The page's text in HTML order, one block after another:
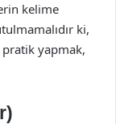
kelime
ki,
yapmak,